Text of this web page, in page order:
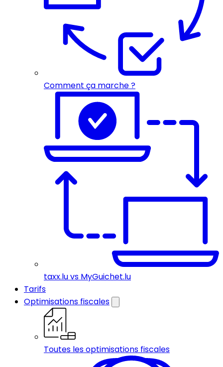
Comment ça marche ?
taxx.lu vs MyGuichet.lu
Tarifs
Optimisations fiscales
Toutes les optimisations fiscales